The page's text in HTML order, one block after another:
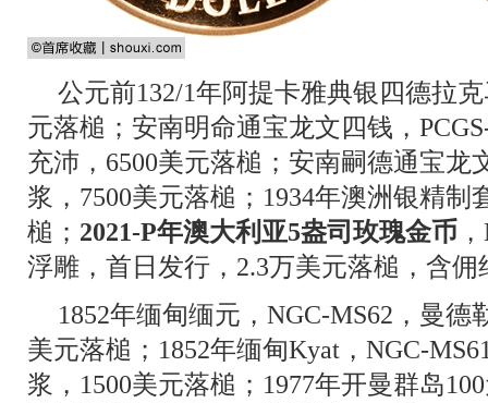
公元前132/1年阿提卡雅典银四德拉
元落槌；安南明命通宝龙文四钱，
充沛，6500美元落槌；安南嗣德通宝龙
浆，7500美元落槌；1934年澳洲银精制
槌； 2021-P年澳大利亚5盎司玫瑰金币
浮雕，首日发行，2.3万美元落槌，含
1852年缅甸缅元，NGC-MS62，曼
美元落槌；1852年缅甸Kyat，NGC-
浆，1500美元落槌；1977年开曼群岛